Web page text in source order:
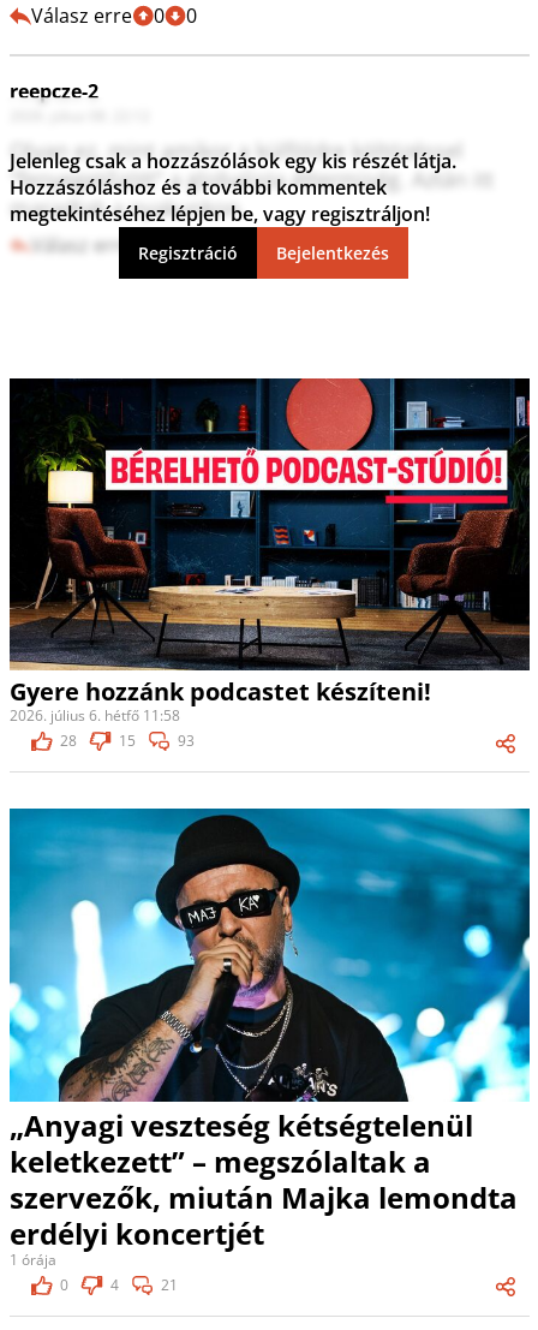
Válasz erre 0 0
reepcze-2
Olyan ez, mint amikor a külföldre költözéssel
"fenyegetőzött" a globalista éttermiség. Aztán itt
maradtak a nyakunkon.
Válasz erre 4 0
Jelenleg csak a hozzászólások egy kis részét látja.
Hozzászóláshoz és a további kommentek
megtekintéséhez lépjen be, vagy regisztráljon!
Regisztráció Bejelentkezés
Gyere hozzánk podcastet készíteni!
2026. július 6. hétfő 11:58
28
15 93
„Anyagi veszteség kétségtelenül
keletkezett” – megszólaltak a
szervezők, miután Majka lemondta
erdélyi koncertjét
1 órája
0
4 21